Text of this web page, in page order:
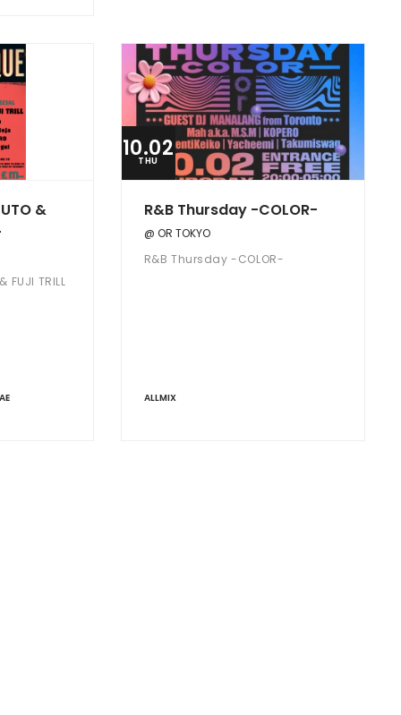
&
FUJI TRILL
10.02
THU
R&B Thursday -COLOR-
@ OR TOKYO
R&B Thursday -COLOR-
ALLMIX